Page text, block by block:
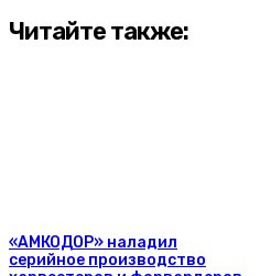
Читайте также:
«АМКОДОР» наладил
серийное производство